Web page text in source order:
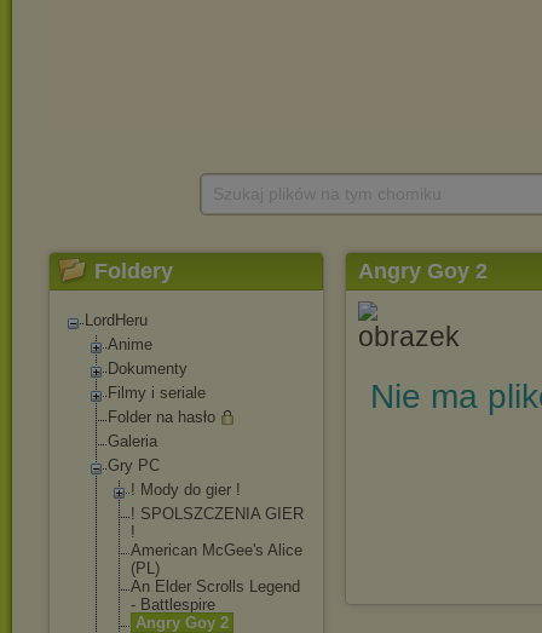
Foldery
LordHeru
Anime
Dokumenty
Filmy i seriale
Folder na hasło
Galeria
Gry PC
! Mody do gier !
! SPOLSZCZENIA GIER
!
American McGee's Alice
(PL)
An Elder Scrolls Legend
- Battlespire
Angry Goy 2
Angry Goy 2
Nie ma